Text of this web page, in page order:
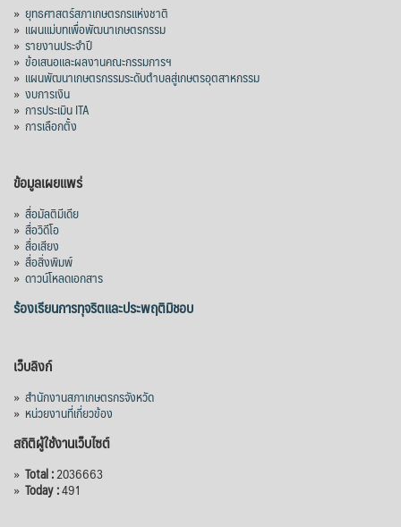
» ยุทธศาสตร์สภาเกษตรกรแห่งชาติ
» แผนแม่บทเพื่อพัฒนาเกษตรกรรม
» รายงานประจำปี
» ข้อเสนอและผลงานคณะกรรมการฯ
» แผนพัฒนาเกษตรกรรมระดับตำบลสู่เกษตรอุตสาหกรรม
» งบการเงิน
» การประเมิน ITA
» การเลือกตั้ง
ข้อมูลเผยแพร่
» สื่อมัลติมีเดีย
» สื่อวิดีโอ
» สื่อเสียง
» สื่อสิ่งพิมพ์
» ดาวน์โหลดเอกสาร
ร้องเรียนการทุจริตและประพฤติมิชอบ
เว็บลิงก์
» สำนักงานสภาเกษตรกรจังหวัด
» หน่วยงานที่เกี่ยวข้อง
สถิติผู้ใช้งานเว็บไซต์
» Total :2036663
» Today :491